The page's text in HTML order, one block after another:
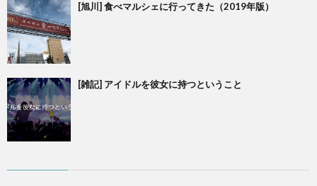
[旭川] 食べマルシェに行ってきた（2019年版）
[雑記] アイドルを彼女に持つということ